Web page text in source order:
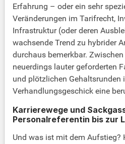
Erfahrung – oder ein sehr
Veränderungen im Tarifrecht,
Infrastruktur (oder deren
wachsende Trend zu hybrider
durchaus bemerkbar.
neuerdings lauter geforderten
und plötzlichen Gehaltsrunden
Verhandlungsgeschick eine
Karrierewege und
Personalreferentin bis zur
Und was ist mit dem Aufstieg?